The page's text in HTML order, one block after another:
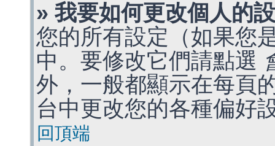
» 我要如何更改個人的
您的所有設定（如果您
中。要修改它們請點選
外，一般都顯示在每頁
台中更改您的各種偏好
回頂端